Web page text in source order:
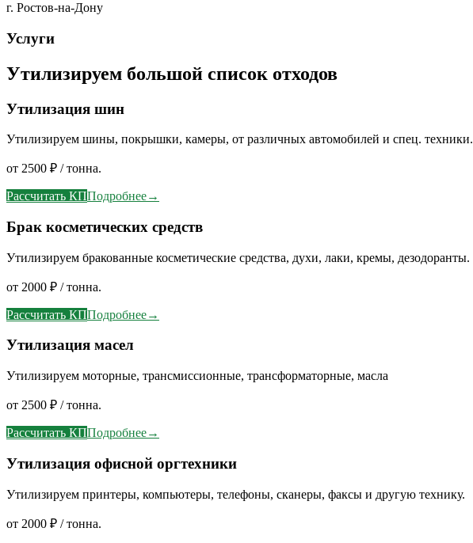
г. Ростов-на-Дону
Услуги
Утилизируем большой список отходов
Утилизация шин
Утилизируем шины, покрышки, камеры, от различных автомобилей и спец. техники.
от 2500 ₽ / тонна.
Рассчитать КППодробнее→
Брак косметических средств
Утилизируем бракованные косметические средства, духи, лаки, кремы, дезодоранты.
от 2000 ₽ / тонна.
Рассчитать КППодробнее→
Утилизация масел
Утилизируем моторные, трансмиссионные, трансформаторные, масла
от 2500 ₽ / тонна.
Рассчитать КППодробнее→
Утилизация офисной оргтехники
Утилизируем принтеры, компьютеры, телефоны, сканеры, факсы и другую технику.
от 2000 ₽ / тонна.